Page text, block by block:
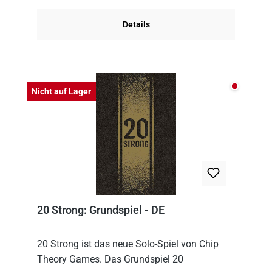
Details
Nicht auf Lager Nicht
20 Strong: Grundspiel - DE
20 Strong ist das neue Solo-Spiel von Chip
Theory Games. Das Grundspiel 20